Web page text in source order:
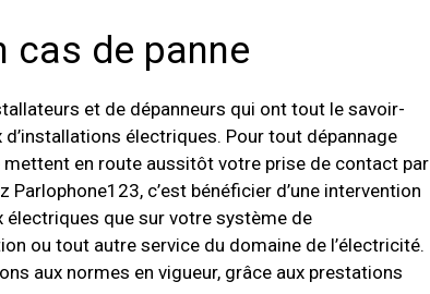
cas de panne
et de dépanneurs qui ont tout le savoir-
électriques. Pour tout dépannage
en route aussitôt votre prise de contact par
c’est bénéficier d’une intervention
électriques que sur votre système de
ou tout autre service du domaine de l’électricité.
aux normes en vigueur, grâce aux prestations